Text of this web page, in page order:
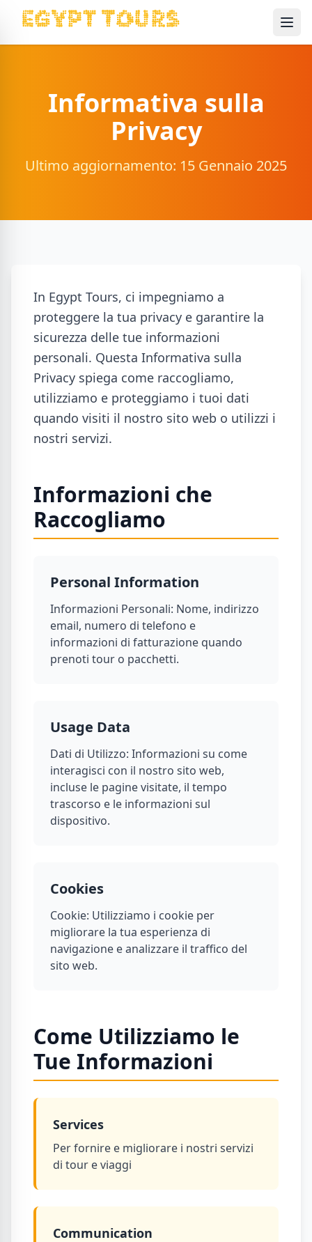
Informativa sulla
Privacy
Ultimo aggiornamento: 15 Gennaio 2025
In Egypt Tours, ci impegniamo a
proteggere la tua privacy e garantire la
sicurezza delle tue informazioni
personali. Questa Informativa sulla
Privacy spiega come raccogliamo,
utilizziamo e proteggiamo i tuoi dati
quando visiti il nostro sito web o utilizzi i
nostri servizi.
Informazioni che
Raccogliamo
Personal Information
Informazioni Personali: Nome, indirizzo
email, numero di telefono e
informazioni di fatturazione quando
prenoti tour o pacchetti.
Usage Data
Dati di Utilizzo: Informazioni su come
interagisci con il nostro sito web,
incluse le pagine visitate, il tempo
trascorso e le informazioni sul
dispositivo.
Cookies
Cookie: Utilizziamo i cookie per
migliorare la tua esperienza di
navigazione e analizzare il traffico del
sito web.
Come Utilizziamo le
Tue Informazioni
Services
Per fornire e migliorare i nostri servizi
di tour e viaggi
Communication